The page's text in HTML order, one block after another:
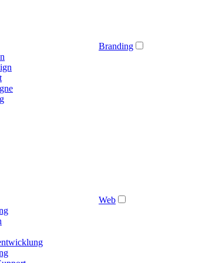
Branding
Web